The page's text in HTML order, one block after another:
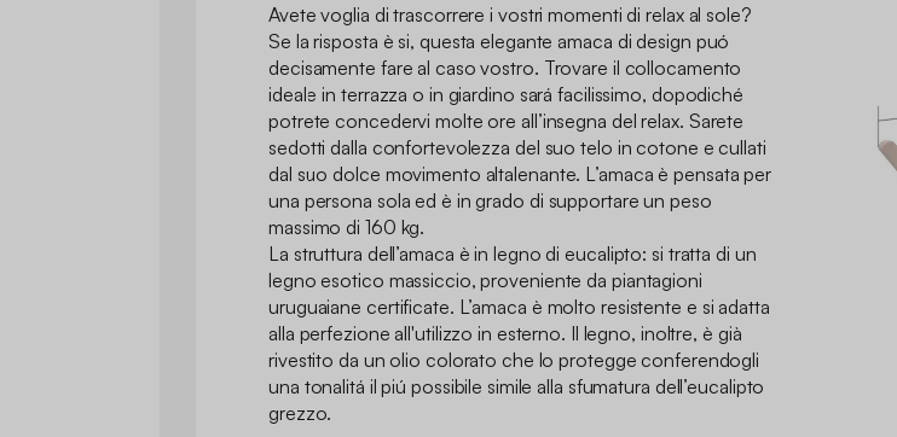
Avete voglia di trascorrere i vostri momenti di relax al sole?
Se la risposta è si, questa elegante amaca di design puó
decisamente fare al caso vostro. Trovare il collocamento
ideale in terrazza o in giardino sará facilissimo, dopodiché
potrete concedervi molte ore all’insegna del relax. Sarete
sedotti dalla confortevolezza del suo telo in cotone e cullati
dal suo dolce movimento altalenante. L’amaca è pensata per
una persona sola ed è in grado di supportare un peso
massimo di 160 kg.
La struttura dell’amaca è in legno di eucalipto: si tratta di un
legno esotico massiccio, proveniente da piantagioni
uruguaiane certificate. L’amaca è molto resistente e si adatta
alla perfezione all'utilizzo in esterno. Il legno, inoltre, è già
rivestito da un olio colorato che lo protegge conferendogli
una tonalitá il piú possibile simile alla sfumatura dell’eucalipto
grezzo.